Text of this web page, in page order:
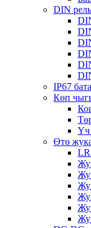
DIN
IP67
Көп
Үч
Өтө